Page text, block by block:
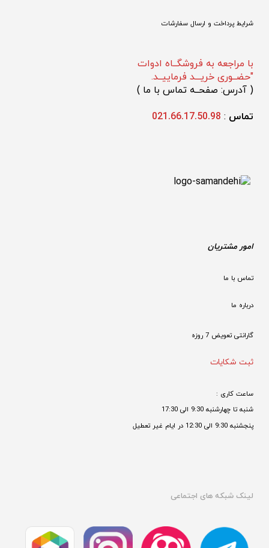
شرایط پرداخت و ارسال سفارشات
با مراجعه به فروشگــاه ادوات
"حضــوری خریـــد فرماییــد.
( آدرس: صفحــه تماس با ما )
تماس :
021.66.17.50.98
امور مشتریان
تماس با ما
درباره ما
گارانتی تعویض 7 روزه
ثبت شکایات
ساعت کاری :
شنبه تا چهارشنبه 9:30 الی 17:30
پنجشنبه 9:30 الی 12:30 در ایام غیر تعطیل
لینک شبکه های اجتماعی